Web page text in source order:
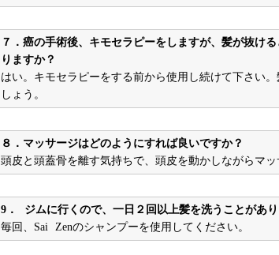
７．癌の手術後、キモセラピーをしますが、髪が抜け
りますか？
はい。キモセラピーをする前から使用し続けて下さい
しょう。
８．マッサージはどのようにすれば良いですか？
頭皮と頭蓋骨を離す気持ちで、頭皮を動かしながらマッ
9． ジムに行くので、一日２回以上髪を洗うことがあ
毎回、Sai Zenのシャンプーを使用してください。